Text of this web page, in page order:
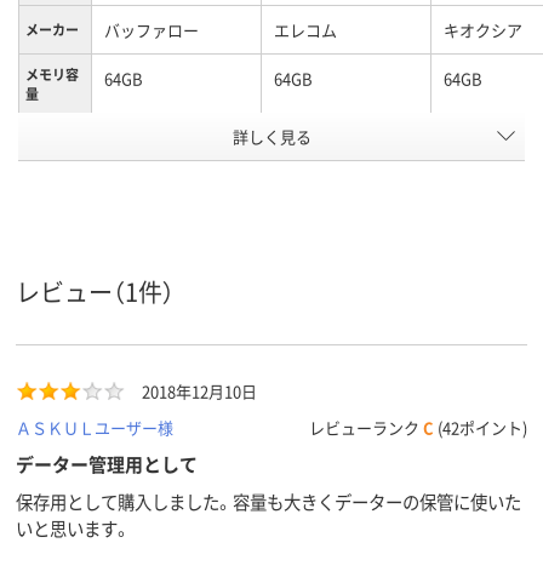
メーカー バッファロー エレコム キオクシア
メモリ容
量
64GB 64GB 64GB
ノック式 キャップ式
形状
プホール
アスクル
商品環境
スコア
詳しく見る
レビュー（1件）
2018年12月10日
ＡＳＫＵＬユーザー様
レビューランク C (42ポイント)
データー管理用として
保存用として購入しました。容量も大きくデーターの保管に使いた
いと思います。